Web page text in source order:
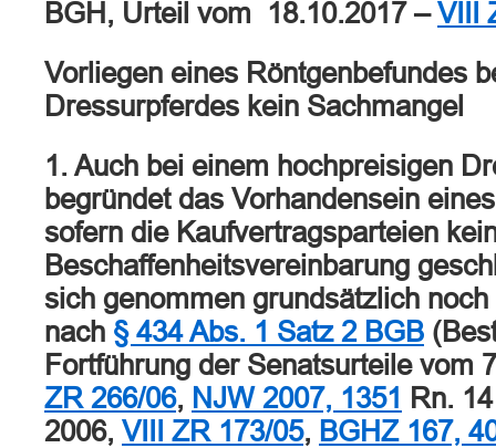
BGH, Urteil vom 18.10.2017 –VIII
Vorliegen eines Röntgenbefundes
Dressurpferdes kein Sachmangel
1. Auch bei einem hochpreisigen
begründet das Vorhandensein
sofern die Kaufvertragsparteien
Beschaffenheitsvereinbarung
sich genommen grundsätzlich
nach § 434 Abs. 1 Satz 2 BGB
Fortführung der Senatsurteile vom
ZR 266/06, NJW 2007, 1351
Rn.
2006, VIII ZR 173/05, BGHZ 167,